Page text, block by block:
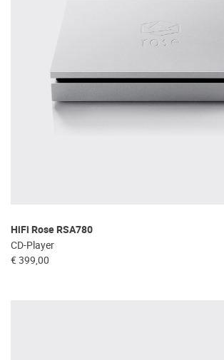
HiFi Rose RSA780
CD-Player
€ 399,00